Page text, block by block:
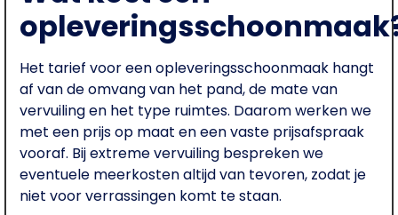
Het tarief voor een opleveringsschoonmaak hangt
af van de omvang van het pand, de mate van
vervuiling en het type ruimtes. Daarom werken we
met een prijs op maat en een vaste prijsafspraak
vooraf. Bij extreme vervuiling bespreken we
eventuele meerkosten altijd van tevoren, zodat je
niet voor verrassingen komt te staan.